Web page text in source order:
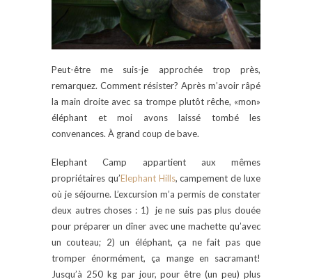
Peut-être me suis-je approchée trop près,
remarquez. Comment résister? Après m’avoir râpé
la main droite avec sa trompe plutôt rêche, «mon»
éléphant et moi avons laissé tombé les
convenances. À grand coup de bave.
Elephant Camp appartient aux mêmes
propriétaires qu’Elephant Hills, campement de luxe
où je séjourne. L’excursion m’a permis de constater
deux autres choses : 1) je ne suis pas plus douée
pour préparer un dîner avec une machette qu’avec
un couteau; 2) un éléphant, ça ne fait pas que
tromper énormément, ça mange en sacramant!
Jusqu’à 250 kg par jour, pour être (un peu) plus